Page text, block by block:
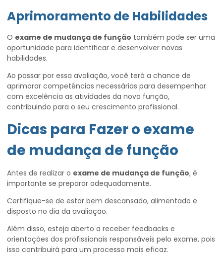
Aprimoramento de Habilidades
O exame de mudança de função também pode ser uma
oportunidade para identificar e desenvolver novas
habilidades.
Ao passar por essa avaliação, você terá a chance de
aprimorar competências necessárias para desempenhar
com excelência as atividades da nova função,
contribuindo para o seu crescimento profissional.
Dicas para Fazer o exame
de mudança de função
Antes de realizar o exame de mudança de função, é
importante se preparar adequadamente.
Certifique-se de estar bem descansado, alimentado e
disposto no dia da avaliação.
Além disso, esteja aberto a receber feedbacks e
orientações dos profissionais responsáveis pelo exame, pois
isso contribuirá para um processo mais eficaz.